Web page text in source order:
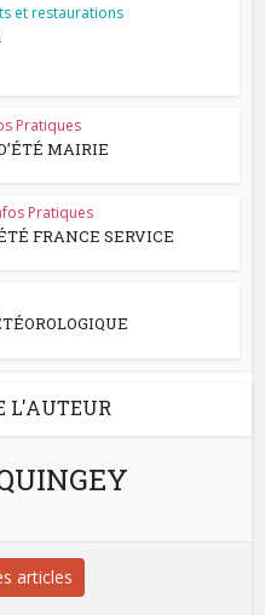
et restaurations
Pratiques
MAIRIE
Pratiques
FRANCE SERVICE
L'AUTEUR
articles